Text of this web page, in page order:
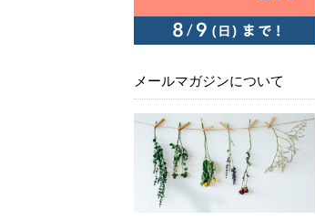
メールマガジンについて